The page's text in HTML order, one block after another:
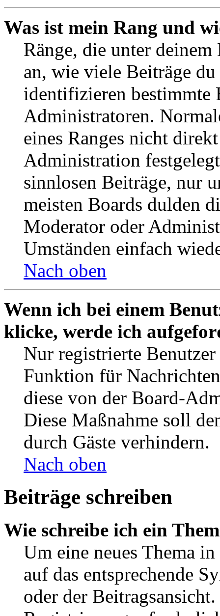
Was ist mein Rang und
Ränge, die unter deinem
an, wie viele Beiträge
identifizieren bestimmte
Administratoren.
eines Ranges nicht
Administration
sinnlosen Beiträge, nur
meisten Boards dulden
Moderator oder
Umständen einfach
Nach oben
Wenn ich bei einem
klicke, werde ich
Nur registrierte
Funktion für
diese von der Board-
Diese Maßnahme soll
durch Gäste verhindern.
Nach oben
Beiträge schreiben
Wie schreibe ich ein
Um eine neues Thema
auf das entsprechende
oder der